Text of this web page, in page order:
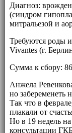
Диагноз:
(синдром
митральезой и
Требуются роды
Vivantes (г.
Сумма к сбору:
Анжела
но забеременеть
Так что в
плакали от
Но в 19 недель
консультации